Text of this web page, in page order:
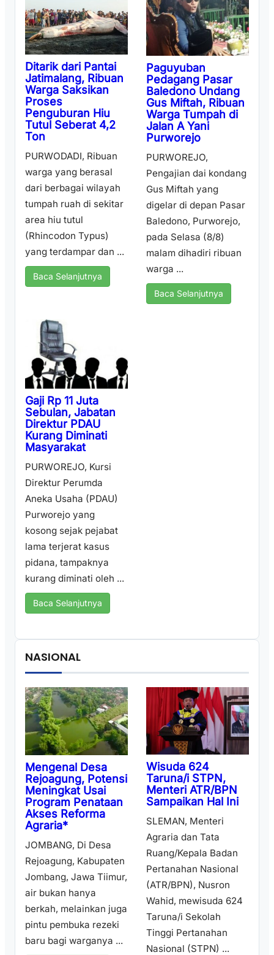
Ditarik dari Pantai
Jatimalang, Ribuan
Warga Saksikan
Proses
Penguburan Hiu
Tutul Seberat 4,2
Ton
PURWODADI, Ribuan
warga yang berasal
dari berbagai wilayah
tumpah ruah di sekitar
area hiu tutul
(Rhincodon Typus)
yang terdampar dan ...
Baca Selanjutnya
Paguyuban
Pedagang Pasar
Baledono Undang
Gus Miftah, Ribuan
Warga Tumpah di
Jalan A Yani
Purworejo
PURWOREJO,
Pengajian dai kondang
Gus Miftah yang
digelar di depan Pasar
Baledono, Purworejo,
pada Selasa (8/8)
malam dihadiri ribuan
warga ...
Baca Selanjutnya
Gaji Rp 11 Juta
Sebulan, Jabatan
Direktur PDAU
Kurang Diminati
Masyarakat
PURWOREJO, Kursi
Direktur Perumda
Aneka Usaha (PDAU)
Purworejo yang
kosong sejak pejabat
lama terjerat kasus
pidana, tampaknya
kurang diminati oleh ...
Baca Selanjutnya
NASIONAL
Mengenal Desa
Rejoagung, Potensi
Meningkat Usai
Program Penataan
Akses Reforma
Agraria*
JOMBANG, Di Desa
Rejoagung, Kabupaten
Jombang, Jawa Tiimur,
air bukan hanya
berkah, melainkan juga
pintu pembuka rezeki
baru bagi warganya ...
Wisuda 624
Taruna/i STPN,
Menteri ATR/BPN
Sampaikan Hal Ini
SLEMAN, Menteri
Agraria dan Tata
Ruang/Kepala Badan
Pertanahan Nasional
(ATR/BPN), Nusron
Wahid, mewisuda 624
Taruna/i Sekolah
Tinggi Pertanahan
Nasional (STPN) ...